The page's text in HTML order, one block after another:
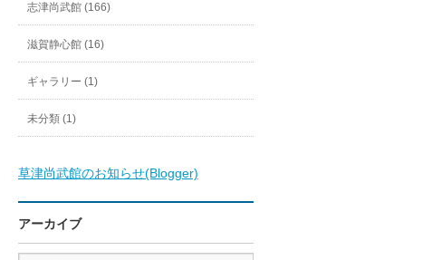
志津尚武館 (166)
滋賀静心館 (16)
ギャラリー (1)
未分類 (1)
草津尚武館のお知らせ(Blogger)
アーカイブ
ア